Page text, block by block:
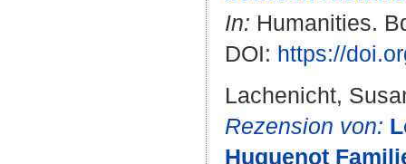
In: Humanities.
DOI: https://
Lachenicht,
Rezension von:
Huguenot